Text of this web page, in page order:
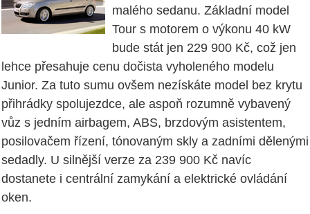
malého sedanu. Základní model
Tour s motorem o výkonu 40 kW
bude stát jen 229 900 Kč, což jen
lehce přesahuje cenu dočista vyholeného modelu
Junior. Za tuto sumu ovšem nezískáte model bez krytu
přihrádky spolujezdce, ale aspoň rozumně vybavený
vůz s jedním airbagem, ABS, brzdovým asistentem,
posilovačem řízení, tónovaným skly a zadními dělenými
sedadly. U silnější verze za 239 900 Kč navíc
dostanete i centrální zamykání a elektrické ovládání
oken.